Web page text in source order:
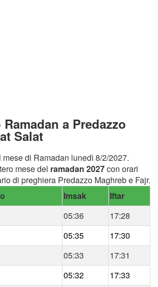
a Predazzo
Salat
di Ramadan lunedì 8/2/2027.
mese del ramadan 2027con orari
di preghiera Predazzo Maghreb e Fajr.
Imsak
Iftar
05:36
17:28
05:35
17:30
05:33
17:31
05:32
17:33